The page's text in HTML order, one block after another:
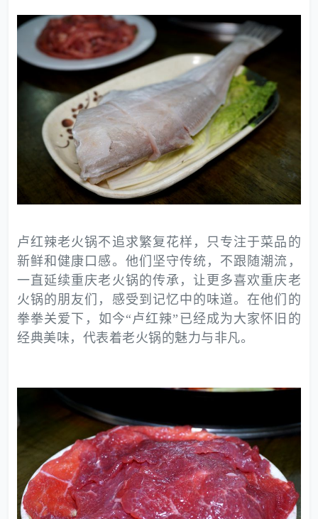
卢红辣老火锅不追求繁复花样，只专注于菜品的
新鲜和健康口感。他们坚守传统，不跟随潮流，
一直延续重庆老火锅的传承，让更多喜欢重庆老
火锅的朋友们，感受到记忆中的味道。在他们的
拳拳关爱下，如今“卢红辣”已经成为大家怀旧的
经典美味，代表着老火锅的魅力与非凡。